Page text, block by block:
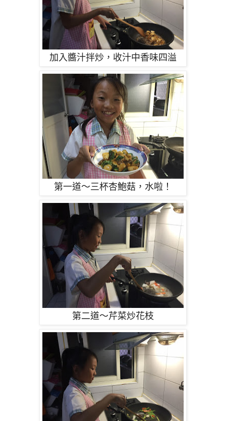
加入醬汁拌炒，收汁中香味四溢
第一道～三杯杏鮑菇，水啦！
第二道～芹菜炒花枝